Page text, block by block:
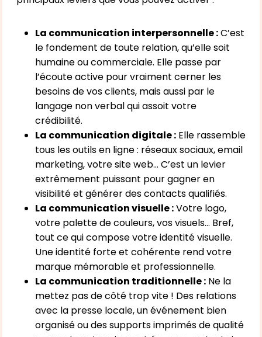
La communication interpersonnelle :C’est
le fondement de toute relation, qu’elle soit
humaine ou commerciale. Elle passe par
l’écoute active pour vraiment cerner les
besoins de vos clients, mais aussi par le
langage non verbal qui assoit votre
crédibilité.
La communication digitale : Elle rassemble
tous les outils en ligne : réseaux sociaux, email
marketing, votre site web… C’est un levier
extrêmement puissant pour gagner en
visibilité et générer des contacts qualifiés.
La communication visuelle :Votre logo,
votre palette de couleurs, vos visuels… Bref,
tout ce qui compose votre identité visuelle.
Une identité forte et cohérente rend votre
marque mémorable et professionnelle.
La communication traditionnelle : Ne la
mettez pas de côté trop vite ! Des relations
avec la presse locale, un événement bien
organisé ou des supports imprimés de qualité